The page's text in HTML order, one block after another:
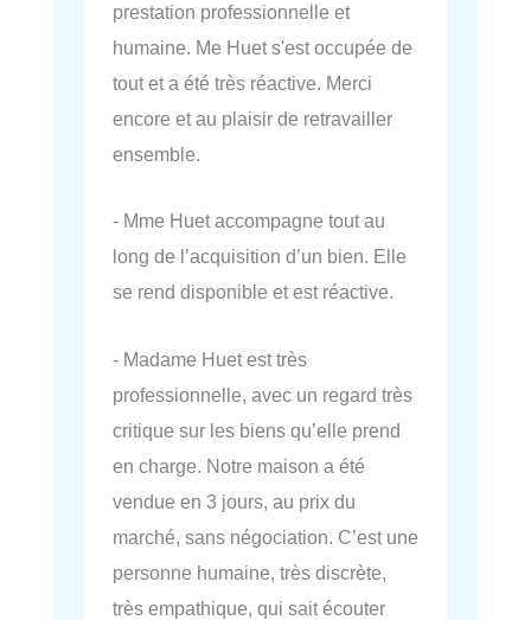
prestation professionnelle et
humaine. Me Huet s'est occupée de
tout et a été très réactive. Merci
encore et au plaisir de retravailler
ensemble.
- Mme Huet accompagne tout au
long de l’acquisition d’un bien. Elle
se rend disponible et est réactive.
- Madame Huet est très
professionnelle, avec un regard très
critique sur les biens qu’elle prend
en charge. Notre maison a été
vendue en 3 jours, au prix du
marché, sans négociation. C’est une
personne humaine, très discrète,
très empathique, qui sait écouter